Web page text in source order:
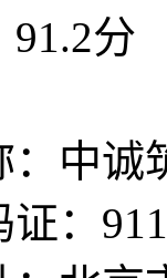
91.2分
中诚
：